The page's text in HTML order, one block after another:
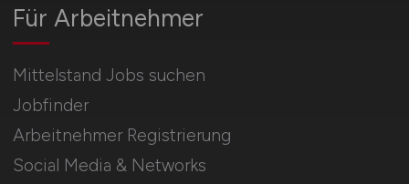
Für Arbeitnehmer
Mittelstand Jobs suchen
Jobfinder
Arbeitnehmer Registrierung
Social Media & Networks